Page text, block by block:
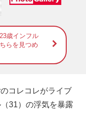
歳インフル
らを見つめ
コレコレがライブ
31）の浮気を暴露